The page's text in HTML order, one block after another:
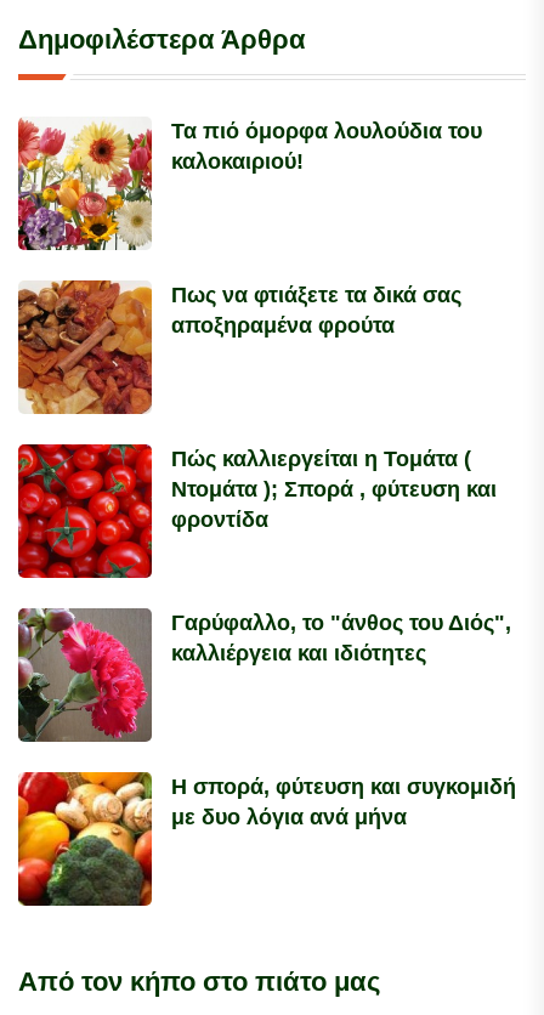
Δημοφιλέστερα Άρθρα
Τα πιό όμορφα λουλούδια του
καλοκαιριού!
Πως να φτιάξετε τα δικά σας
αποξηραμένα φρούτα
Πώς καλλιεργείται η Τομάτα (
Ντομάτα ); Σπορά , φύτευση και
φροντίδα
Γαρύφαλλο, το "άνθος του Διός",
καλλιέργεια και ιδιότητες
Η σπορά, φύτευση και συγκομιδή
με δυο λόγια ανά μήνα
Από τον κήπο στο πιάτο μας